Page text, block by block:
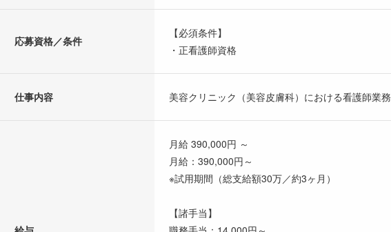
応募資格／条件
【必須条件】
・正看護師資格
仕事内容 美容クリニック（美容皮膚科）における看護師業務
月給 390,000円 ～
月給：390,000円～
※試用期間（総支給額30万／約3ヶ月）
【諸手当】